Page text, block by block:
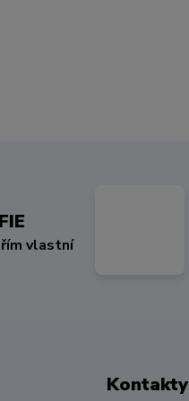
vlastní
Kontakty